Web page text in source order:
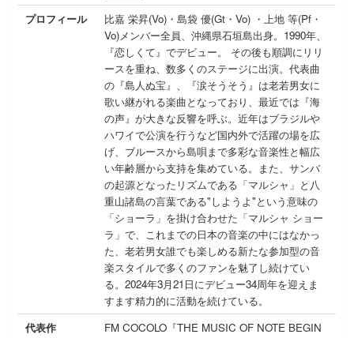
プロフィール
比嘉 栄昇(Vo)・島袋 優(Gt・Vo) ・上地 等(Pf・
Vo)メンバー全員、沖縄県石垣島出身。1990年、
『恋しくて』でデビュー。 その後も順調にリリ
ースを重ね、数多くのステージに出演。代表曲
の『島人ぬ宝』、『涙そうそう』は老若男女に
歌い継がれる楽曲となっており、最近では『海
の声』が大きな反響を呼ぶ。近年はブラジルや
ハワイで公演を行うなど国内外で活躍の場を広
げ、ブルースから島唄まで多彩な音楽性と幅広
い年齢層から支持を集めている。また、サンバ
の起源となったリズムである「マルシャ」と八
重山諸島の言葉である"しようよ"という意味の
「ショーラ」を掛け合わせた「マルシャ ショー
ラ」で、これまでの日本の音楽の中にはなかっ
た、老若男女誰でも楽しめる新たな参加型の音
楽スタイルで多くのファンを魅了し続けてい
る。2024年3月21日にデビュー34周年を迎えま
すます精力的に活動を続けている。
代表作
FM COCOLO『THE MUSIC OF NOTE BEGIN